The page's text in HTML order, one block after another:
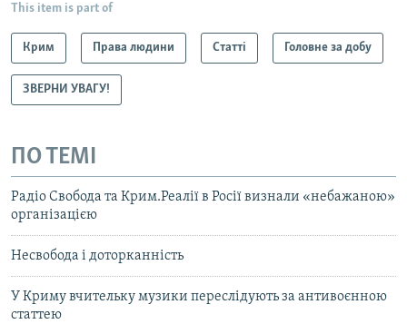
This item is part of
Крим Права людини Статті Головне за добу
ЗВЕРНИ УВАГУ!
ПО ТЕМІ
Радіо Свобода та Крим.Реалії в Росії визнали «небажаною»
організацією
Несвобода і доторканність
У Криму вчительку музики переслідують за антивоєнною
статтею